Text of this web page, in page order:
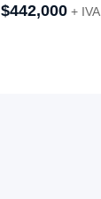
$442,000 + IVA